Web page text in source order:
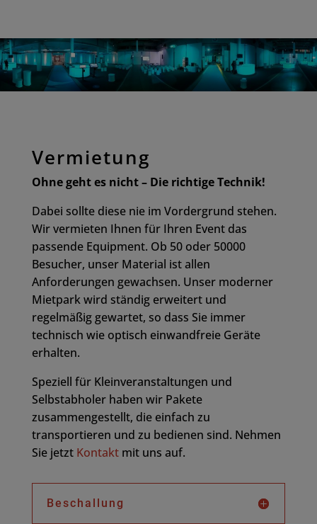
Vermietung
Ohne geht es nicht – Die richtige Technik!
Dabei sollte diese nie im Vordergrund stehen.
Wir vermieten Ihnen für Ihren Event das
passende Equipment. Ob 50 oder 50000
Besucher, unser Material ist allen
Anforderungen gewachsen. Unser moderner
Mietpark wird ständig erweitert und
regelmäßig gewartet, so dass Sie immer
technisch wie optisch einwandfreie Geräte
erhalten.
Speziell für Kleinveranstaltungen und
Selbstabholer haben wir Pakete
zusammengestellt, die einfach zu
transportieren und zu bedienen sind. Nehmen
Sie jetzt Kontaktmit uns auf.
Beschallung